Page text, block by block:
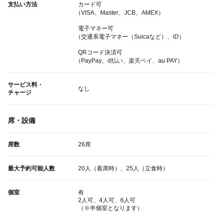
支払い方法
カード可
（VISA、Master、JCB、AMEX）
電子マネー可
（交通系電子マネー（Suicaなど）、iD）
QRコード決済可
（PayPay、d払い、楽天ペイ、au PAY）
サービス料・
チャージ
なし
席・設備
席数 26席
最大予約可能人数 20人（着席時）、25人（立食時）
個室
有
2人可、4人可、6人可
（※半個室となります）